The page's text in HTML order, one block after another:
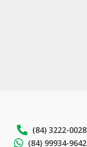
(84) 3222-0028
(84) 99934-9642